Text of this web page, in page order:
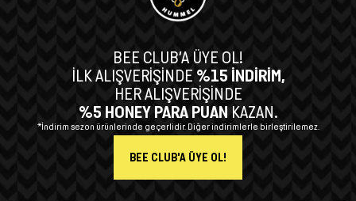
BEE CLUB’A ÜYE OL!
İLK ALIŞVERİŞİNDE %15 İNDİRİM,
HER ALIŞVERİŞİNDE
%5 HONEY PARA PUAN KAZAN.
*İndirim sezon ürünlerinde geçerlidir. Diğer indirimlerle birleştirilemez.
BEE CLUB'A ÜYE OL!